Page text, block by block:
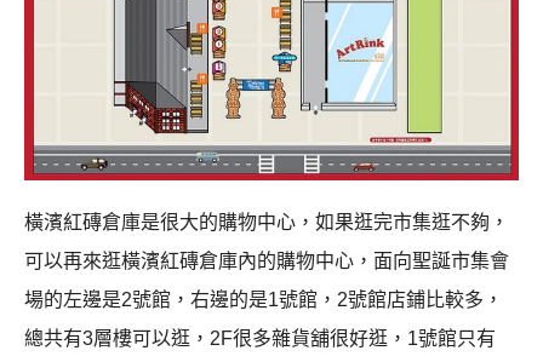
橫濱紅磚倉庫是很大的購物中心，如果逛完市集逛不夠，
可以再來逛橫濱紅磚倉庫內的購物中心，面向聖誕市集會
場的左邊是2號館，右邊的是1號館，2號館店鋪比較多，
總共有3層樓可以逛，2F很多雜貨舖很好逛，1號館只有